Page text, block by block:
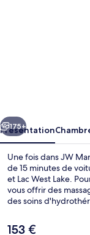
Suivant
175+
Présentation
Une fois dans JW
de 15 minutes de
et Lac West Lake.
vous offrir des
des soins
avec ses spécialités
Le
153 €